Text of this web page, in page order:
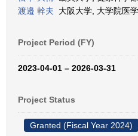
渡邉 幹夫 大阪大学, 大学院医
Project Period (FY)
2023-04-01 – 2026-03-31
Project Status
Granted (Fiscal Year 2024)